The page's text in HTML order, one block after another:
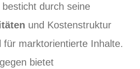
besticht durch seine
und Kostenstruktur
für marktorientierte Inhalte.
bietet